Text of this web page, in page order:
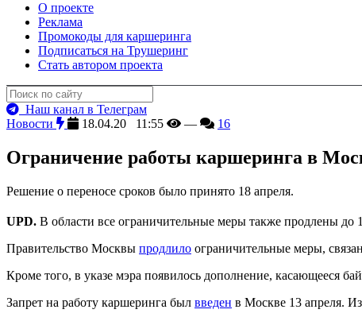
О проекте
Реклама
Промокоды для каршеринга
Подписаться на Трушеринг
Стать автором проекта
Наш канал в Телеграм
Новости
18.04.20 11:55 — 16
Ограничение работы каршеринга в
Решение о переносе сроков было принято 18 апреля.
UPD. В области все ограничительные меры также продлены до
Правительство Москвы продлило ограничительные меры,
Кроме того, в указе мэра появилось дополнение, касающееся
Запрет на работу каршеринга был введен в Москве 13 апреля.